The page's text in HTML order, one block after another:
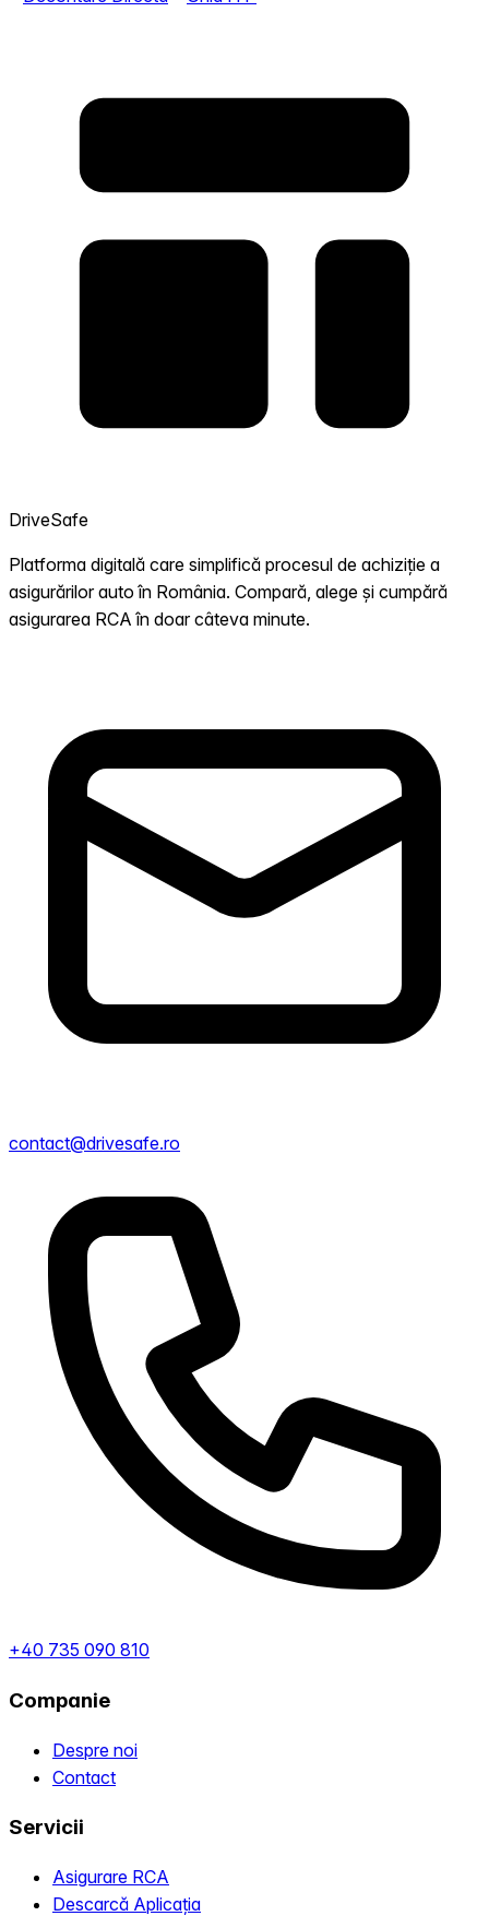
DriveSafe
Platforma digitală care simplifică procesul de achiziție a
asigurărilor auto în România. Compară, alege și cumpără
asigurarea RCA în doar câteva minute.
contact@drivesafe.ro
+40 735 090 810
Companie
Despre noi
Contact
Servicii
Asigurare RCA
Descarcă Aplicația